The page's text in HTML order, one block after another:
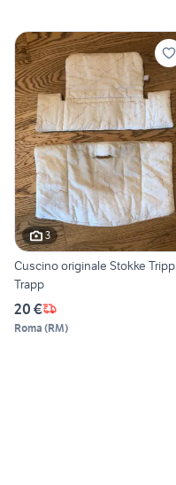
3
Cuscino originale Stokke Tripp
Trapp
20 €
Roma (RM)